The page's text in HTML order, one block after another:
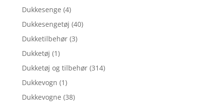
Dukkesenge (4)
Dukkesengetøj (40)
Dukketilbehør (3)
Dukketøj (1)
Dukketøj og tilbehør (314)
Dukkevogn (1)
Dukkevogne (38)